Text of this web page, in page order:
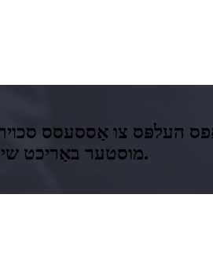
העלפּס צו אַססעסס
איבערבליק אַ TTSQC מוסטער באַריכט שייך צו דיין פּראָדוקט פון אינטערעס.